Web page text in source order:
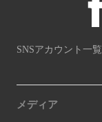
SNSアカウント一覧
メディア